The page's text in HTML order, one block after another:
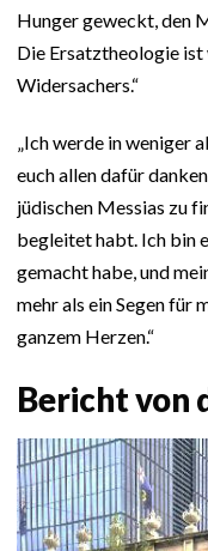
Hunger geweckt, den
Die Ersatztheologie
Widersachers.“
„Ich werde in weniger
euch allen dafür
jüdischen Messias zu
begleitet habt. Ich bin
gemacht habe, und
mehr als ein Segen für
ganzem Herzen.“
Bericht von